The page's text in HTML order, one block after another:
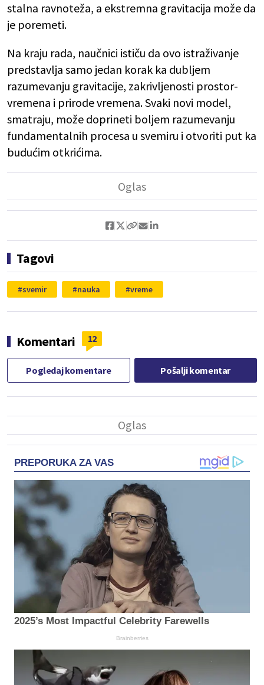
stalna ravnoteža, a ekstremna gravitacija može da
je poremeti.
Na kraju rada, naučnici ističu da ovo istraživanje
predstavlja samo jedan korak ka dubljem
razumevanju gravitacije, zakrivljenosti prostor-
vremena i prirode vremena. Svaki novi model,
smatraju, može doprineti boljem razumevanju
fundamentalnih procesa u svemiru i otvoriti put ka
budućim otkrićima.
Tagovi
svemir nauka vreme
Komentari 12
Pogledaj komentare Pošalji komentar
PREPORUKA ZA VAS
2025’s Most Impactful Celebrity Farewells
Brainberries